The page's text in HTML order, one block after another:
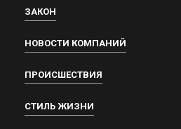
ЗАКОН
НОВОСТИ КОМПАНИЙ
ПРОИСШЕСТВИЯ
СТИЛЬ ЖИЗНИ